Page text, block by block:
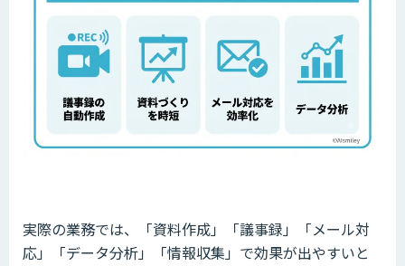
実際の業務では、「資料作成」「議事録」「メール対
応」「データ分析」「情報収集」で効果が出やすいと